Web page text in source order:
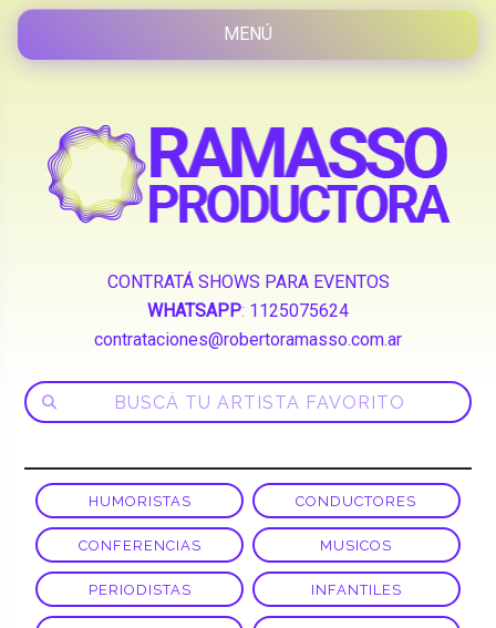
CONTRATÁ SHOWS PARA EVENTOS
WHATSAPP: 1125075624
contrataciones@robertoramasso.com.ar
HUMORISTAS CONDUCTORES
CONFERENCIAS MUSICOS
PERIODISTAS INFANTILES